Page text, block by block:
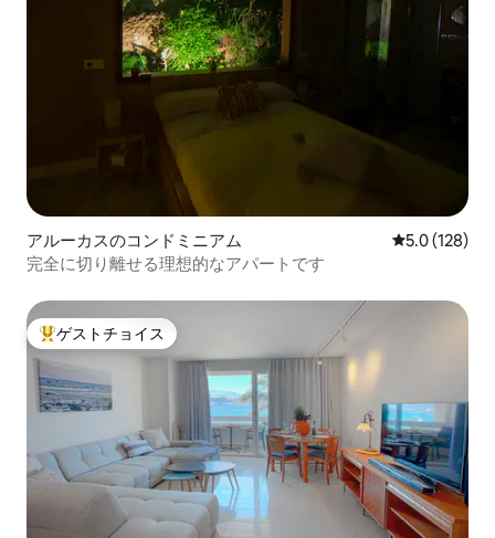
アルーカスのコンドミニアム レビュー128
5.0 (128)
完全に切り離せる理想的なアパートです
大好評のゲストチョイスです。
ゲストチョイス